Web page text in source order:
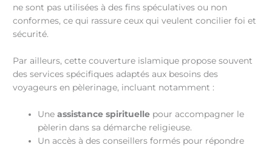
ne sont pas utilisées à des fins spéculatives ou non
conformes, ce qui rassure ceux qui veulent concilier foi et
sécurité.
Par ailleurs, cette couverture islamique propose souvent
des services spécifiques adaptés aux besoins des
voyageurs en pèlerinage, incluant notamment :
Uneassistance spirituelle pour accompagner le
pèlerin dans sa démarche religieuse.
Un accès à des conseillers formés pour répondre